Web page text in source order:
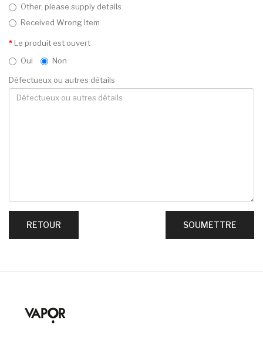
Other, please supply details
Received Wrong Item
Le produit est ouvert
Oui
Non
Défectueux ou autres détails
RETOUR